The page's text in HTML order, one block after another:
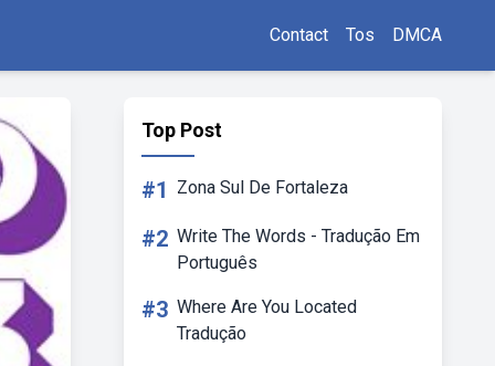
Contact Tos DMCA
Top Post
#1 Zona Sul De Fortaleza
#2 Write The Words - Tradução Em
Português
#3 Where Are You Located
Tradução